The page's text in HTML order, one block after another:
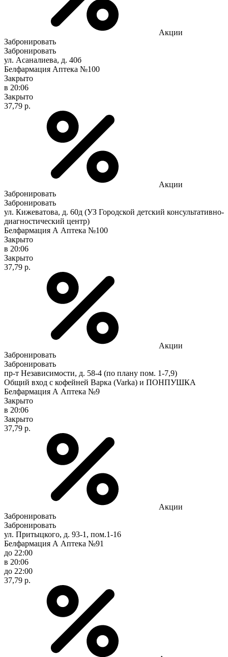
Акции
Забронировать
Забронировать
ул. Асаналиева, д. 40б
Белфармация Аптека №100
Закрыто
в 20:06
Закрыто
37,79 р.
Акции
Забронировать
Забронировать
ул. Кижеватова, д. 60д (УЗ Городской детский консультативно-
диагностический центр)
Белфармация А Аптека №100
Закрыто
в 20:06
Закрыто
37,79 р.
Акции
Забронировать
Забронировать
пр-т Независимости, д. 58-4 (по плану пом. 1-7,9)
Общий вход с кофейней Варка (Varka) и ПОНПУШКА
Белфармация А Аптека №9
Закрыто
в 20:06
Закрыто
37,79 р.
Акции
Забронировать
Забронировать
ул. Притыцкого, д. 93-1, пом.1-16
Белфармация А Аптека №91
до 22:00
в 20:06
до 22:00
37,79 р.